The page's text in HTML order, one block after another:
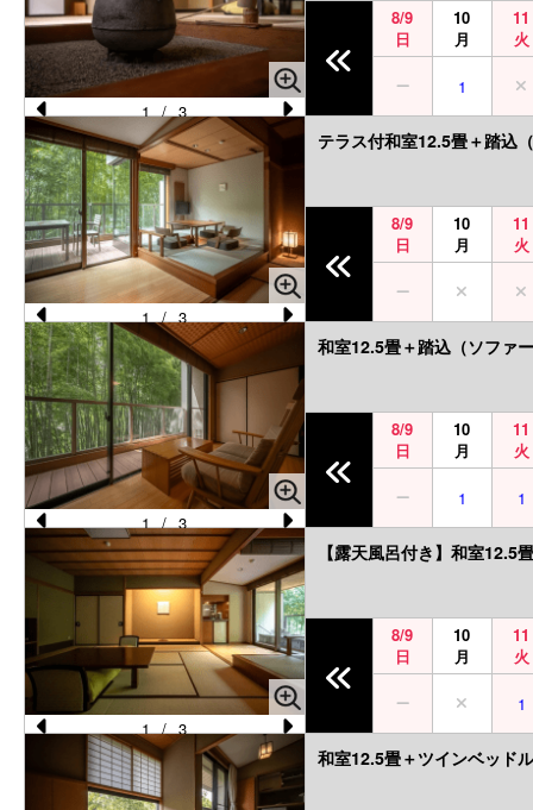
o
u
s
Pr
e
vi
o
u
s
N
e
xt
1 / 3
8/9
日
10
月
11
火
1
Pr
e
vi
o
u
s
N
e
xt
1 / 3
テラス付和室12.5畳＋踏込
8/9
日
10
月
11
火
Pr
e
o
s
N
e
xt
1 / 3
和室12.5畳＋踏込（ソファ
8/9
日
10
月
11
火
1 1
N
e
1 / 3
【露天風呂付き】和室12.5
8/9
日
10
月
11
火
1
和室12.5畳＋ツインベッド